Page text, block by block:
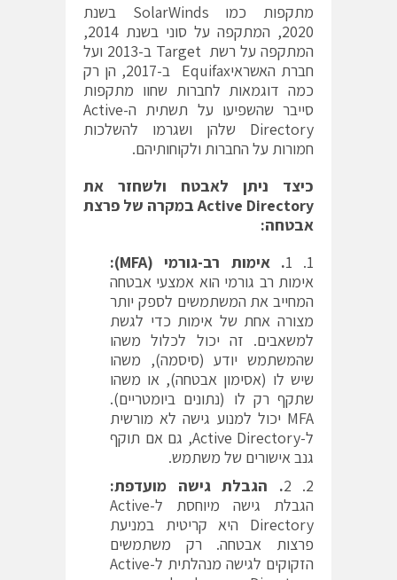
מתקפות כמו SolarWinds בשנת
2020, המתקפה על סוני בשנת 2014,
המתקפה על רשת Target ב-2013 ועל
חברת האשראיEquifax ב-2017, הן רק
כמה דוגמאות לחברות שחוו מתקפות
סייבר שהשפיעו על תשתית ה-Active
Directory שלהן ושגרמו להשלכות
חמורות על החברות ולקוחותיהם.
כיצד ניתן לאבטח ולשחזר את
Active Directory במקרה של פרצת
אבטחה:
1. אימות רב-גורמי (MFA):
אימות רב גורמי הוא אמצעי אבטחה
המחייב את המשתמשים לספק יותר
מצורה אחת של אימות כדי לגשת
למשאבים. זה יכול לכלול משהו
שהמשתמש יודע (סיסמה), משהו
שיש לו (אסימון אבטחה), או משהו
שתקף רק לו (נתונים ביומטריים).
MFA יכול למנוע גישה לא מורשית
ל-Active Directory, גם אם תוקף
גנב אישורים של משתמש.
2. הגבלת גישה מועדפת:
הגבלת גישה מיוחסת ל-Active
Directory היא קריטית במניעת
פרצות אבטחה. רק משתמשים
הזקוקים לגישה מנהלתית ל-Active